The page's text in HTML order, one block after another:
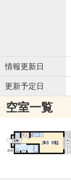
情報更新日
更新予定日
空室一覧